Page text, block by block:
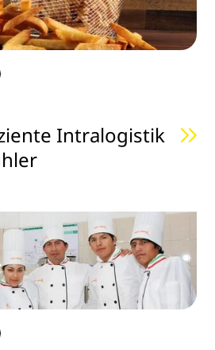
Intralogistik